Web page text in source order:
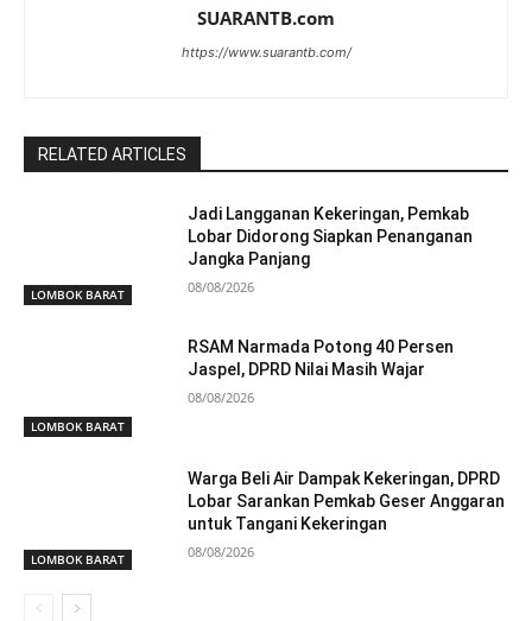
SUARANTB.com
https://www.suarantb.com/
RELATED ARTICLES
LOMBOK BARAT
Jadi Langganan Kekeringan, Pemkab
Lobar Didorong Siapkan Penanganan
Jangka Panjang
08/08/2026
LOMBOK BARAT
RSAM Narmada Potong 40 Persen
Jaspel, DPRD Nilai Masih Wajar
08/08/2026
LOMBOK BARAT
Warga Beli Air Dampak Kekeringan, DPRD
Lobar Sarankan Pemkab Geser Anggaran
untuk Tangani Kekeringan
08/08/2026